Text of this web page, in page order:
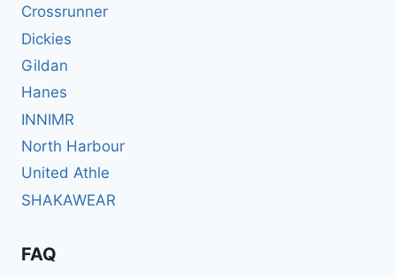
Crossrunner
Dickies
Gildan
Hanes
INNIMR
North Harbour
United Athle
SHAKAWEAR
FAQ